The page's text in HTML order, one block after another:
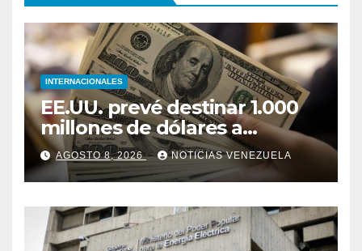
INTERNACIONALES
EE.UU. prevé destinar 1.000
millones de dólares a
Colombia para un paquete
de seguridad
AGOSTO 8, 2026 NOTICIAS VENEZUELA